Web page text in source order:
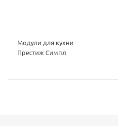
Модули для кухни
Престиж Симпл